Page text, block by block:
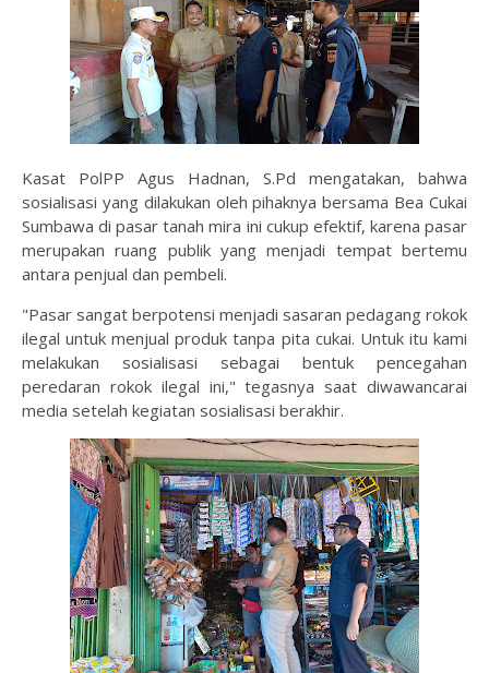
Kasat PolPP Agus Hadnan, S.Pd mengatakan, bahwa
sosialisasi yang dilakukan oleh pihaknya bersama Bea Cukai
Sumbawa di pasar tanah mira ini cukup efektif, karena pasar
merupakan ruang publik yang menjadi tempat bertemu
antara penjual dan pembeli.
"Pasar sangat berpotensi menjadi sasaran pedagang rokok
ilegal untuk menjual produk tanpa pita cukai. Untuk itu kami
melakukan sosialisasi sebagai bentuk pencegahan
peredaran rokok ilegal ini," tegasnya saat diwawancarai
media setelah kegiatan sosialisasi berakhir.